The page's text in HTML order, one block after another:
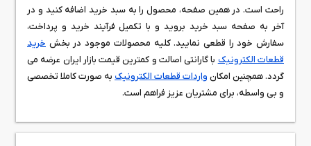
راحت است. در همین صفحه، محصول را به سبد خرید اضافه کنید و در
آخر به صفحه سبد خرید بروید و با تکمیل فرآیند خرید و پرداخت،
سفارش خود را قطعی نمایید. کلیه محصولات موجود در بخش خرید
قطعات الکترونیک با گارانتی اصالت و کمترین قیمت بازار ایران عرضه می
گردد. همچنین امکان واردات قطعات الکترونیک به صورت کاملا تخصصی
و بی واسطه، برای مشتریان عزیز فراهم است.